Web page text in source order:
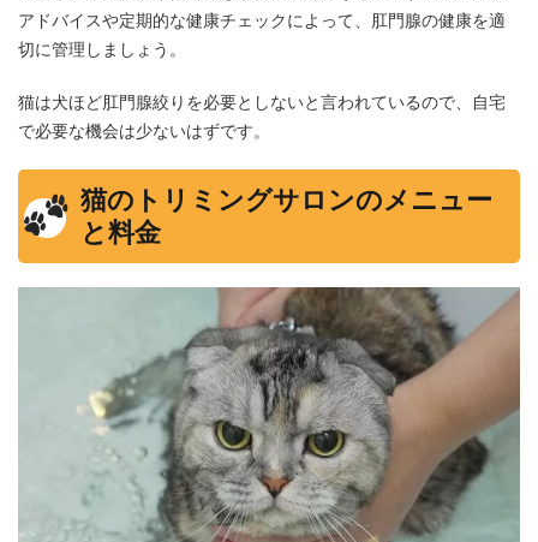
アドバイスや定期的な健康チェックによって、肛門腺の健康を適
切に管理しましょう。
猫は犬ほど肛門腺絞りを必要としないと言われているので、自宅
で必要な機会は少ないはずです。
猫のトリミングサロンのメニュー
と料金